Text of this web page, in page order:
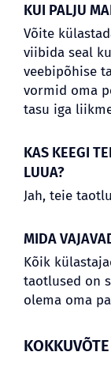
KUI PALJU
Võite
viibida seal
veebipõhise
vormid oma
tasu iga
KAS KEEGI
LUUA?
Jah, teie
MIDA
Kõik
taotlused on
olema oma
KOKKUVÕTE